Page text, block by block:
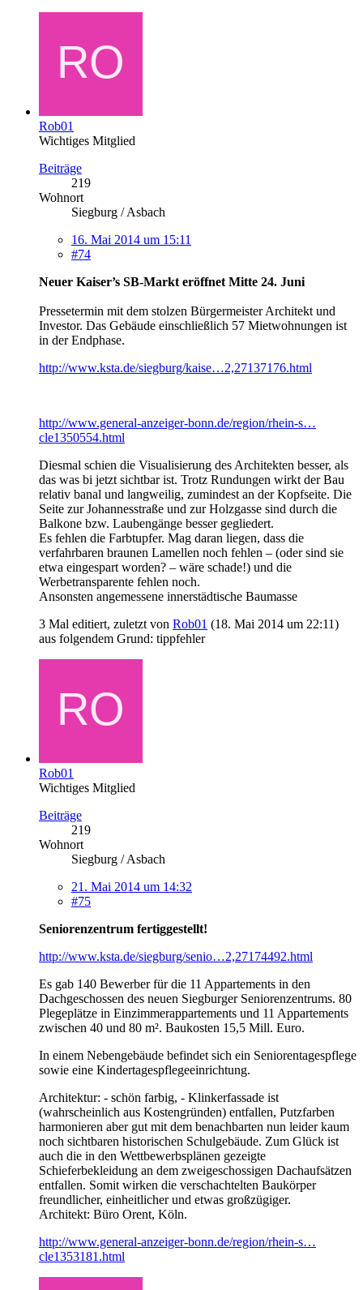
Rob01
Wichtiges Mitglied
Beiträge
219
Wohnort
Siegburg / Asbach
16. Mai 2014 um 15:11
#74
Neuer Kaiser’s SB-Markt eröffnet Mitte 24. Juni
Pressetermin mit dem stolzen Bürgermeister Architekt und
Investor. Das Gebäude einschließlich 57 Mietwohnungen ist
in der Endphase.
http://www.ksta.de/siegburg/kaise…2,27137176.html
http://www.general-anzeiger-bonn.de/region/rhein-s…
cle1350554.html
Diesmal schien die Visualisierung des Architekten besser, als
das was bi jetzt sichtbar ist. Trotz Rundungen wirkt der Bau
relativ banal und langweilig, zumindest an der Kopfseite. Die
Seite zur Johannesstraße und zur Holzgasse sind durch die
Balkone bzw. Laubengänge besser gegliedert.
Es fehlen die Farbtupfer. Mag daran liegen, dass die
verfahrbaren braunen Lamellen noch fehlen – (oder sind sie
etwa eingespart worden? – wäre schade!) und die
Werbetransparente fehlen noch.
Ansonsten angemessene innerstädtische Baumasse
3 Mal editiert, zuletzt von Rob01 (18. Mai 2014 um 22:11)
aus folgendem Grund: tippfehler
Rob01
Wichtiges Mitglied
Beiträge
219
Wohnort
Siegburg / Asbach
21. Mai 2014 um 14:32
#75
Seniorenzentrum fertiggestellt!
http://www.ksta.de/siegburg/senio…2,27174492.html
Es gab 140 Bewerber für die 11 Appartements in den
Dachgeschossen des neuen Siegburger Seniorenzentrums. 80
Plegeplätze in Einzimmerappartements und 11 Appartements
zwischen 40 und 80 m². Baukosten 15,5 Mill. Euro.
In einem Nebengebäude befindet sich ein Seniorentagespflege
sowie eine Kindertagespflegeeinrichtung.
Architektur: - schön farbig, - Klinkerfassade ist
(wahrscheinlich aus Kostengründen) entfallen, Putzfarben
harmonieren aber gut mit dem benachbarten nun leider kaum
noch sichtbaren historischen Schulgebäude. Zum Glück ist
auch die in den Wettbewerbsplänen gezeigte
Schieferbekleidung an dem zweigeschossigen Dachaufsätzen
entfallen. Somit wirken die verschachtelten Baukörper
freundlicher, einheitlicher und etwas großzügiger.
Architekt: Büro Orent, Köln.
http://www.general-anzeiger-bonn.de/region/rhein-s…
cle1353181.html